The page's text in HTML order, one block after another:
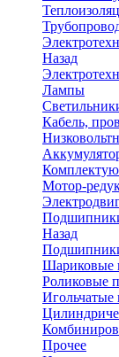
Назад
Лампы
Кабель,
Мотор-
Назад
Шариковые
Роликовые
Прочее